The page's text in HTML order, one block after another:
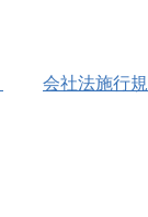
会社法施行